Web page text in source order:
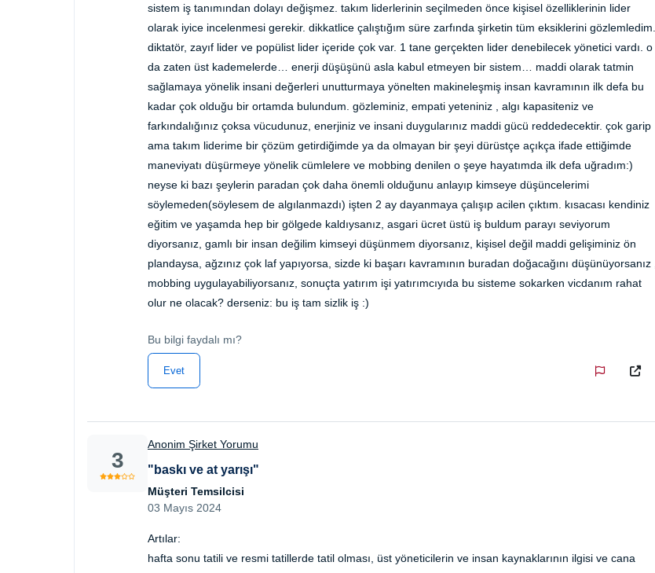
sistem iş tanımından dolayı değişmez. takım liderlerinin seçilmeden önce kişisel özelliklerinin lider
olarak iyice incelenmesi gerekir. dikkatlice çalıştığım süre zarfında şirketin tüm eksiklerini gözlemledim.
diktatör, zayıf lider ve popülist lider içeride çok var. 1 tane gerçekten lider denebilecek yönetici vardı. o
da zaten üst kademelerde… enerji düşüşünü asla kabul etmeyen bir sistem… maddi olarak tatmin
sağlamaya yönelik insani değerleri unutturmaya yönelten makineleşmiş insan kavramının ilk defa bu
kadar çok olduğu bir ortamda bulundum. gözleminiz, empati yeteniniz , algı kapasiteniz ve
farkındalığınız çoksa vücudunuz, enerjiniz ve insani duygularınız maddi gücü reddedecektir. çok garip
ama takım liderime bir çözüm getirdiğimde ya da olmayan bir şeyi dürüstçe açıkça ifade ettiğimde
maneviyatı düşürmeye yönelik cümlelere ve mobbing denilen o şeye hayatımda ilk defa uğradım:)
neyse ki bazı şeylerin paradan çok daha önemli olduğunu anlayıp kimseye düşüncelerimi
söylemeden(söylesem de algılanmazdı) işten 2 ay dayanmaya çalışıp acilen çıktım. kısacası kendiniz
eğitim ve yaşamda hep bir gölgede kaldıysanız, asgari ücret üstü iş buldum parayı seviyorum
diyorsanız, gamlı bir insan değilim kimseyi düşünmem diyorsanız, kişisel değil maddi gelişiminiz ön
plandaysa, ağzınız çok laf yapıyorsa, sizde ki başarı kavramının buradan doğacağını düşünüyorsanız ,
mobbing uygulayabiliyorsanız, sonuçta yatırım işi yatırımcıyıda bu sisteme sokarken vicdanım rahat
olur ne olacak? derseniz: bu iş tam sizlik iş :)
Bu bilgi faydalı mı?
Evet
3
Anonim Şirket Yorumu
"baskı ve at yarışı"
Müşteri Temsilcisi
03 Mayıs 2024
Artılar:
hafta sonu tatili ve resmi tatillerde tatil olması, üst yöneticilerin ve insan kaynaklarının ilgisi ve cana